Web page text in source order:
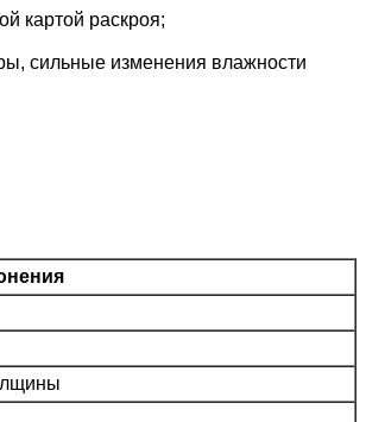
картой раскроя;
сильные изменения влажности